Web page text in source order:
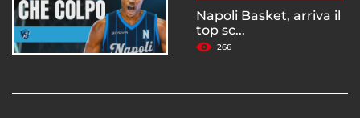
Napoli Basket, arriva il
top sc...
266